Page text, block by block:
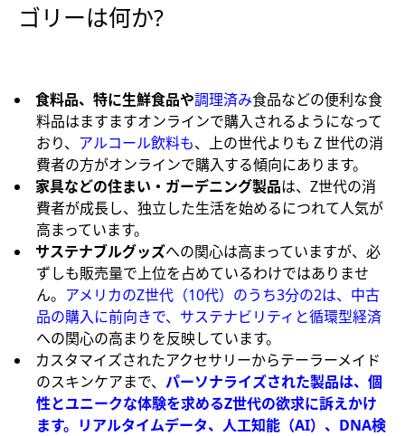
ゴリーは何か?
食料品、特に生鮮食品や調理済み食品などの便利な食
料品はますますオンラインで購入されるようになって
おり、 アルコール飲料も、上の世代よりも Z 世代の消
費者の方がオンラインで購入する傾向にあります。
家具などの住まい・ガーデニング製品は、Z世代の消
費者が成長し、独立した生活を始めるにつれて人気が
高まっています。
サステナブルグッズへの関心は高まっていますが、必
ずしも販売量で上位を占めているわけではありませ
ん。 アメリカのZ世代（10代）のうち3分の2は、中古
品の購入に前向きで、サステナビリティと循環型経済
への関心の高まりを反映しています。
カスタマイズされたアクセサリーからテーラーメイド
のスキンケアまで、 パーソナライズされた製品は、個
性とユニークな体験を求めるZ世代の欲求に訴えかけ
ます。リアルタイムデータ、人工知能（AI）、DNA検